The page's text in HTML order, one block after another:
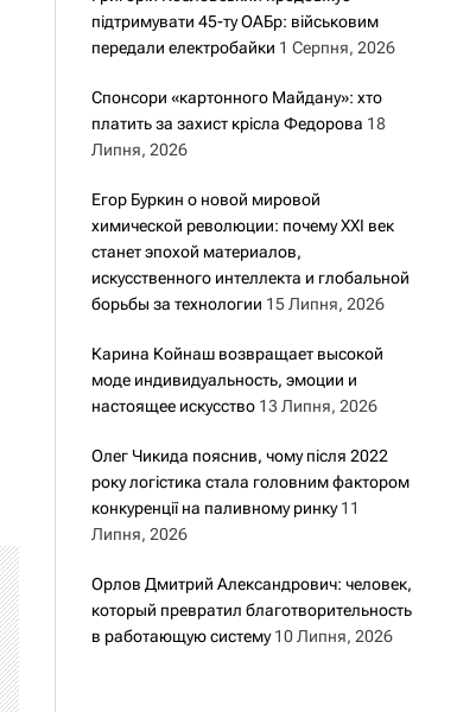
підтримувати 45-ту ОАБр: військовим
передали електробайки 1 Серпня, 2026
Спонсори «картонного Майдану»: хто
платить за захист крісла Федорова 18
Липня, 2026
Егор Буркин о новой мировой
химической революции: почему XXI век
станет эпохой материалов,
искусственного интеллекта и глобальной
борьбы за технологии 15 Липня, 2026
Карина Койнаш возвращает высокой
моде индивидуальность, эмоции и
настоящее искусство 13 Липня, 2026
Олег Чикида пояснив, чому після 2022
року логістика стала головним фактором
конкуренції на паливному ринку 11
Липня, 2026
Орлов Дмитрий Александрович: человек,
который превратил благотворительность
в работающую систему 10 Липня, 2026